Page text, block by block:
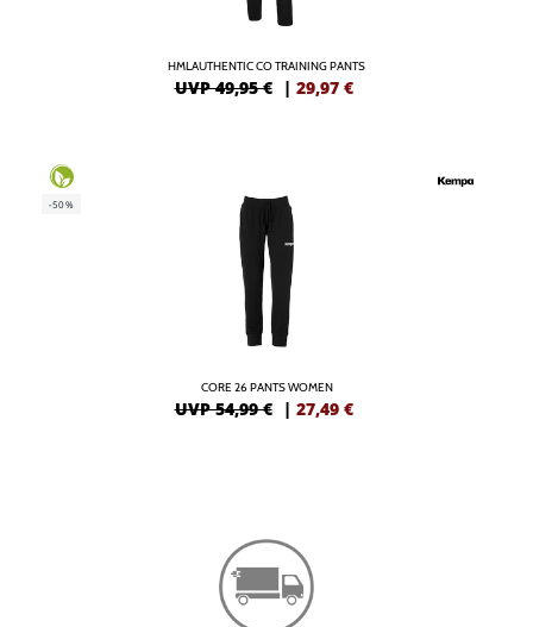
HMLAUTHENTIC CO TRAINING PANTS
UVP 49,95 € | 29,97 €
-50%
CORE 26 PANTS WOMEN
UVP 54,99 € | 27,49 €